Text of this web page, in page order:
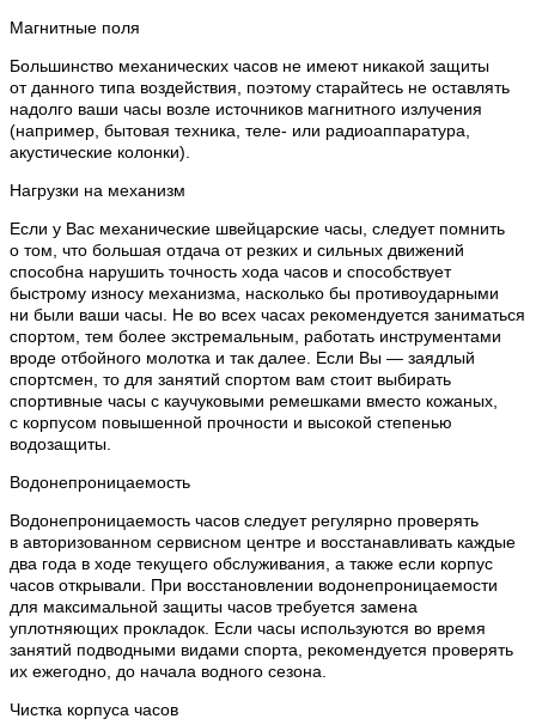
Магнитные поля
Большинство механических часов не имеют никакой защиты
от данного типа воздействия, поэтому старайтесь не оставлять
надолго ваши часы возле источников магнитного излучения
(например, бытовая техника, теле- или радиоаппаратура,
акустические колонки).
Нагрузки на механизм
Если у Вас механические швейцарские часы, следует помнить
о том, что большая отдача от резких и сильных движений
способна нарушить точность хода часов и способствует
быстрому износу механизма, насколько бы противоударными
ни были ваши часы. Не во всех часах рекомендуется заниматься
спортом, тем более экстремальным, работать инструментами
вроде отбойного молотка и так далее. Если Вы — заядлый
спортсмен, то для занятий спортом вам стоит выбирать
спортивные часы с каучуковыми ремешками вместо кожаных,
с корпусом повышенной прочности и высокой степенью
водозащиты.
Водонепроницаемость
Водонепроницаемость часов следует регулярно проверять
в авторизованном сервисном центре и восстанавливать каждые
два года в ходе текущего обслуживания, а также если корпус
часов открывали. При восстановлении водонепроницаемости
для максимальной защиты часов требуется замена
уплотняющих прокладок. Если часы используются во время
занятий подводными видами спорта, рекомендуется проверять
их ежегодно, до начала водного сезона.
Чистка корпуса часов